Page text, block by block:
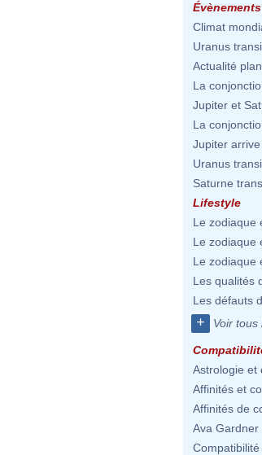
Climat
Uranus
Actualité
La
Jupiter et
La
Jupiter
Uranus
Saturne
Lifestyle
Le zodiaque
Le zodiaque
Le zodiaque
Les qualités
Les défauts
+ Voir tous
Astrologie et
Affinités et
Affinités de
Ava Gardner